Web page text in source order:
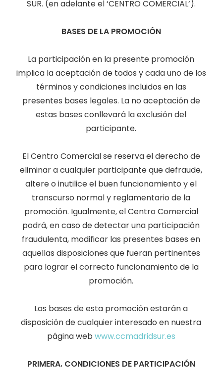
SUR. (en adelante el ‘CENTRO COMERCIAL’).
BASES DE LA PROMOCIÓN
La participación en la presente promoción
implica la aceptación de todos y cada uno de los
términos y condiciones incluidos en las
presentes bases legales. La no aceptación de
estas bases conllevará la exclusión del
participante.
El Centro Comercial se reserva el derecho de
eliminar a cualquier participante que defraude,
altere o inutilice el buen funcionamiento y el
transcurso normal y reglamentario de la
promoción. Igualmente, el Centro Comercial
podrá, en caso de detectar una participación
fraudulenta, modificar las presentes bases en
aquellas disposiciones que fueran pertinentes
para lograr el correcto funcionamiento de la
promoción.
Las bases de esta promoción estarán a
disposición de cualquier interesado en nuestra
página web www.ccmadridsur.es
PRIMERA. CONDICIONES DE PARTICIPACIÓN